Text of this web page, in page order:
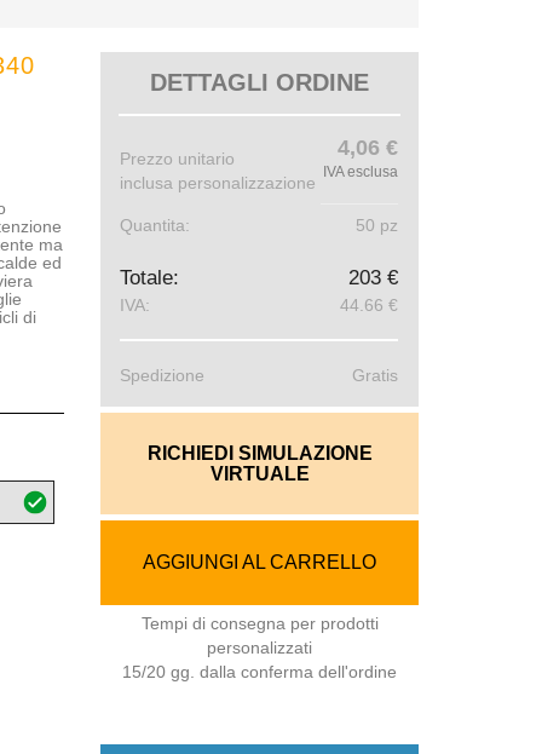
ma
ed
di
DETTAGLI ORDINE
Prezzo unitario
inclusa personalizzazione
4,06 €
IVA esclusa
Quantita: 50 pz
Totale: 203 €
IVA: 44.66 €
Spedizione Gratis
RICHIEDI SIMULAZIONE
VIRTUALE
AGGIUNGI AL CARRELLO
Tempi di consegna per prodotti
personalizzati
15/20 gg. dalla conferma dell'ordine